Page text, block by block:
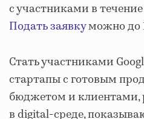
с участниками в
Подать заявкуможно до
Стать участниками
стартапы с готовым
бюджетом и клиентами,
в digital-среде,